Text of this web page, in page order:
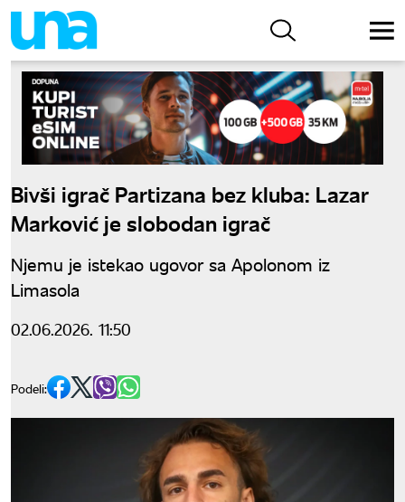
Bivši igrač Partizana bez kluba: Lazar
Marković je slobodan igrač
Njemu je istekao ugovor sa Apolonom iz
Limasola
02.06.2026. 11:50
Podeli: